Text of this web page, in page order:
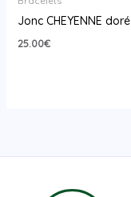
Jonc CHEYENNE doré
25.00€